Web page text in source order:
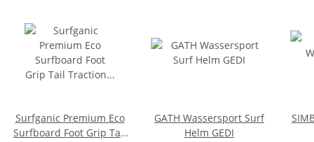
Surfganic Premium Eco
Surfboard Foot Grip Tail
GATH Wassersport Surf
Helm GEDI